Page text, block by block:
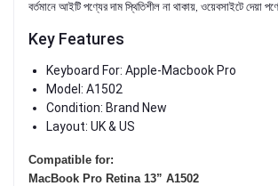
বর্তমানে আইটি পণ্যের দাম স্থিতিশীল না থাকায়, ওয়েবসাইটে দেয়া
Key Features
Keyboard For: Apple-Macbook Pro
Model: A1502
Condition: Brand New
Layout: UK & US
Compatible for:
MacBook Pro Retina 13” A1502